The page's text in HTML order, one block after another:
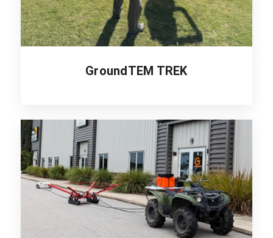
GroundTEM TREK